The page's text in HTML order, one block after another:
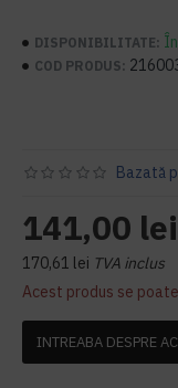
DISPONIBILITATE:
COD PRODUS:
Bazată
141,00 lei
170,61 lei TVA inclus
Acest produs se
INTREABA DESPRE